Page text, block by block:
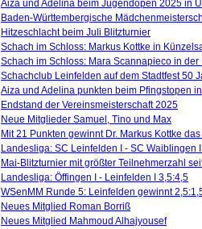
Aiza und Adelina beim Jugendopen 2025 in
Baden-Württembergische
Hitzeschlacht beim Juli Blitzturnier
Schach im Schloss: Markus Kottke in
Schach im Schloss: Mara Scannapieco in der
Schachclub Leinfelden auf dem Stadtfest 50
Aiza und Adelina punkten beim Pfingstopen
Endstand der Vereinsmeisterschaft 2025
Neue Mitglieder Samuel, Tino und Max
Mit 21 Punkten gewinnt Dr. Markus Kottke
Landesliga: SC Leinfelden I - SC Waiblingen
Mai-Blitzturnier mit größter Teilnehmerzahl
Landesliga: Öffingen I - Leinfelden I 3,5:4,5
WSenMM Runde 5: Leinfelden gewinnt
Neues Mitglied Roman Borriß
Neues Mitglied Mahmoud Alhajyousef